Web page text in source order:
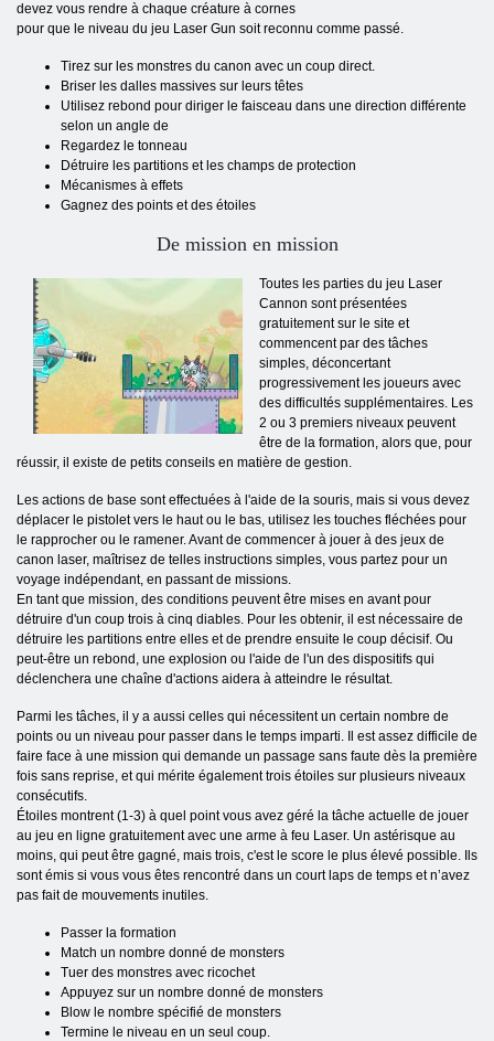
devez vous rendre à chaque créature à cornes
pour que le niveau du jeu Laser Gun soit reconnu comme passé.
Tirez sur les monstres du canon avec un coup direct.
Briser les dalles massives sur leurs têtes
Utilisez rebond pour diriger le faisceau dans une direction différente
selon un angle de
Regardez le tonneau
Détruire les partitions et les champs de protection
Mécanismes à effets
Gagnez des points et des étoiles
De mission en mission
Toutes les parties du jeu Laser
Cannon sont présentées
gratuitement sur le site et
commencent par des tâches
simples, déconcertant
progressivement les joueurs avec
des difficultés supplémentaires. Les
2 ou 3 premiers niveaux peuvent
être de la formation, alors que, pour
réussir, il existe de petits conseils en matière de gestion.
Les actions de base sont effectuées à l'aide de la souris, mais si vous devez
déplacer le pistolet vers le haut ou le bas, utilisez les touches fléchées pour
le rapprocher ou le ramener. Avant de commencer à jouer à des jeux de
canon laser, maîtrisez de telles instructions simples, vous partez pour un
voyage indépendant, en passant de missions.
En tant que mission, des conditions peuvent être mises en avant pour
détruire d'un coup trois à cinq diables. Pour les obtenir, il est nécessaire de
détruire les partitions entre elles et de prendre ensuite le coup décisif. Ou
peut-être un rebond, une explosion ou l'aide de l'un des dispositifs qui
déclenchera une chaîne d'actions aidera à atteindre le résultat.
Parmi les tâches, il y a aussi celles qui nécessitent un certain nombre de
points ou un niveau pour passer dans le temps imparti. Il est assez difficile de
faire face à une mission qui demande un passage sans faute dès la première
fois sans reprise, et qui mérite également trois étoiles sur plusieurs niveaux
consécutifs.
Étoiles montrent (1-3) à quel point vous avez géré la tâche actuelle de jouer
au jeu en ligne gratuitement avec une arme à feu Laser. Un astérisque au
moins, qui peut être gagné, mais trois, c'est le score le plus élevé possible. Ils
sont émis si vous vous êtes rencontré dans un court laps de temps et n’avez
pas fait de mouvements inutiles.
Passer la formation
Match un nombre donné de monsters
Tuer des monstres avec ricochet
Appuyez sur un nombre donné de monsters
Blow le nombre spécifié de monsters
Termine le niveau en un seul coup.